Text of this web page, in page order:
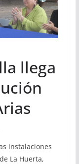
llega
instalaciones
La Huerta,